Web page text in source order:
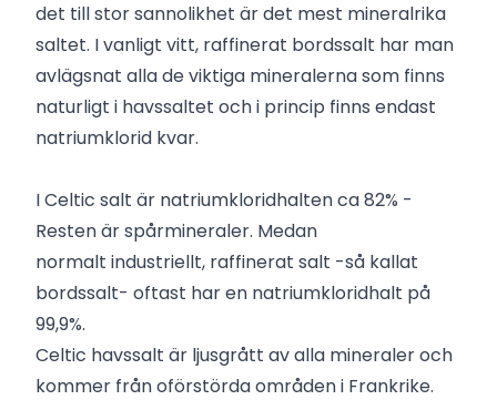
det till stor sannolikhet är det mest mineralrika
saltet. I vanligt vitt, raffinerat bordssalt har man
avlägsnat alla de viktiga mineralerna som finns
naturligt i havssaltet och i princip finns endast
natriumklorid kvar.
I Celtic salt är natriumkloridhalten ca 82% -
Resten är spårmineraler. Medan
normalt industriellt, raffinerat salt -så kallat
bordssalt- oftast har en natriumkloridhalt på
99,9%.
Celtic havssalt är ljusgrått av alla mineraler och
kommer från oförstörda områden i Frankrike.